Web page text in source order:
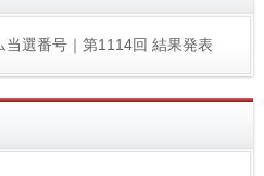
選番号｜第1114回 結果発表